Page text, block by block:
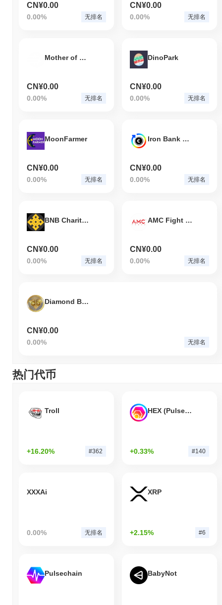
CN¥0.00
0.00% 无排名
CN¥0.00
0.00% 无排名
Mother of Bitcoin
CN¥0.00
0.00% 无排名
DinoPark
CN¥0.00
0.00% 无排名
MoonFarmer
CN¥0.00
0.00% 无排名
Iron Bank EURO
CN¥0.00
0.00% 无排名
BNB Charity Finance
CN¥0.00
0.00% 无排名
AMC Fight Night
CN¥0.00
0.00% 无排名
Diamond Boyz Coin
CN¥0.00
0.00% 无排名
热门代币
Troll
+16.20% #362
HEX (Pulsechain)
+0.33% #140
XXXAi
0.00% 无排名
XRP
+2.15% #6
Pulsechain BabyNot